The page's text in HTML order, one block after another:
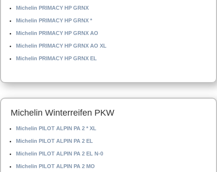
Michelin PRIMACY HP GRNX
Michelin PRIMACY HP GRNX *
Michelin PRIMACY HP GRNX AO
Michelin PRIMACY HP GRNX AO XL
Michelin PRIMACY HP GRNX EL
Michelin Winterreifen PKW
Michelin PILOT ALPIN PA 2 * XL
Michelin PILOT ALPIN PA 2 EL
Michelin PILOT ALPIN PA 2 EL N-0
Michelin PILOT ALPIN PA 2 MO